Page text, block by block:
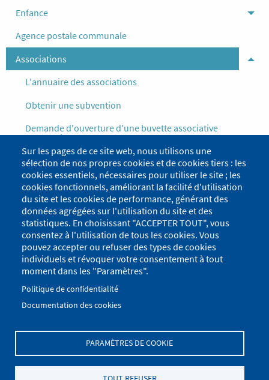
Sur les pages de ce site web, nous utilisons une
sélection de nos propres cookies et de cookies tiers : les
cookies essentiels, nécessaires pour utiliser le site ; les
cookies fonctionnels, améliorant la facilité d'utilisation
du site et les cookies de performance, générant des
données agrégées sur l'utilisation du site et des
statistiques. En choisissant "ACCEPTER TOUT", vous
consentez à l'utilisation de tous les cookies. Vous
pouvez accepter ou refuser des types de cookies
individuels et révoquer votre consentement à tout
moment dans les "Paramètres".
Politique de confidentialité
Documentation des cookies
PARAMÈTRES DE COOKIE
Enfance
Agence postale communale
Associations
L'annuaire des associations
Obtenir une subvention
Demande d'ouverture d'une buvette associative
temporaire
Déclaration préalable d'une vente au déballage
Utilisation des supports de communication de la
commune
Médiathèque
Location de salles et matériel
CCAS
Aide et écoute
Le logement
Menu